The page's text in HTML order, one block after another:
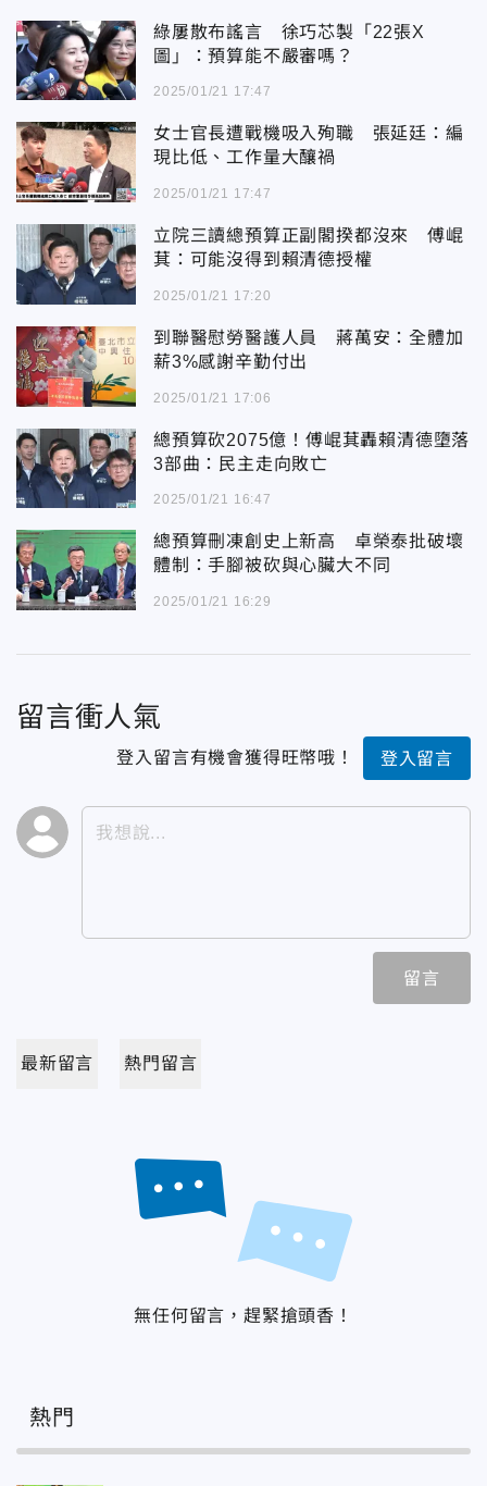
綠屢散布謠言 徐巧芯製「22張X
圖」：預算能不嚴審嗎？
2025/01/21 17:47
女士官長遭戰機吸入殉職 張延廷：編
現比低、工作量大釀禍
2025/01/21 17:47
立院三讀總預算正副閣揆都沒來 傅崐
萁：可能沒得到賴清德授權
2025/01/21 17:20
到聯醫慰勞醫護人員 蔣萬安：全體加
薪3%感謝辛勤付出
2025/01/21 17:06
總預算砍2075億！傅崐萁轟賴清德墮落
3部曲：民主走向敗亡
2025/01/21 16:47
總預算刪凍創史上新高 卓榮泰批破壞
體制：手腳被砍與心臟大不同
2025/01/21 16:29
留言衝人氣
登入留言有機會獲得旺幣哦！ 登入留言
留言
最新留言 熱門留言
無任何留言，趕緊搶頭香！
熱門